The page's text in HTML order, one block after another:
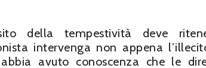
della tempestività deve
intervenga non appena
avuto conoscenza che le